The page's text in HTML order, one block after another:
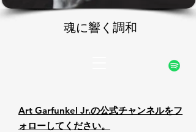
魂に響く調和
魂に響く調和
Art Garfunkel Jr.の公式チャンネルをフ
ォローしてください。